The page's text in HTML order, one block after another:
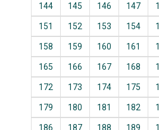
144 145 146 147
151 152 153 154
158 159 160 161
165 166 167 168
172 173 174 175
179 180 181 182
186 187 188 189